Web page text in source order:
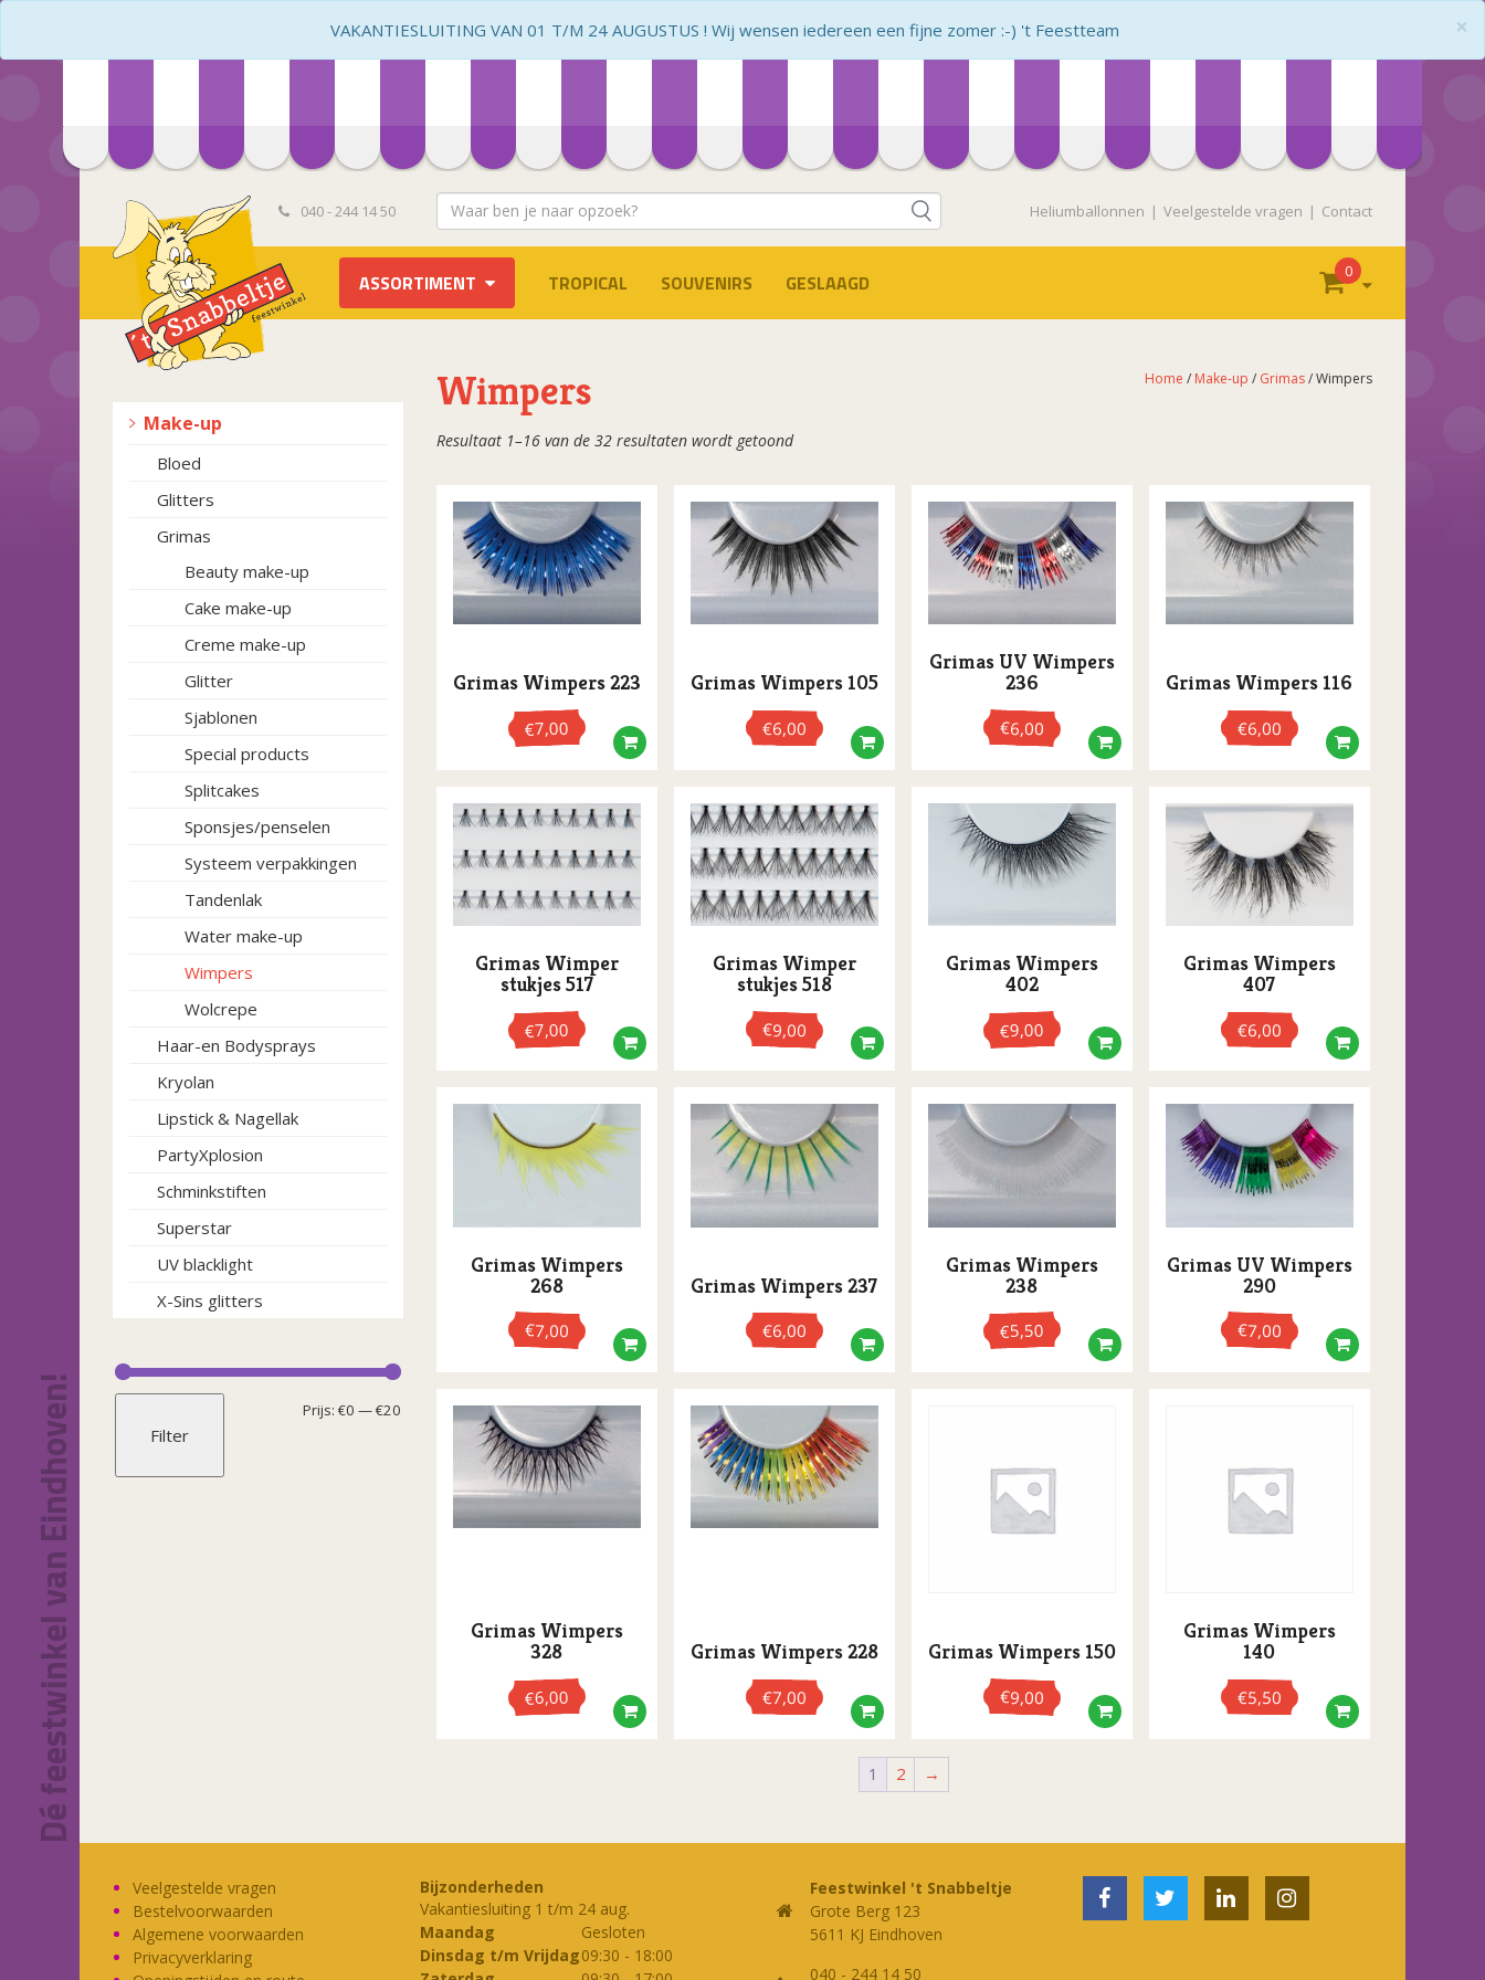
×
VAKANTIESLUITING VAN 01 T/M 24 AUGUSTUS ! Wij wensen iedereen een fijne zomer :-) 't Feestteam
040 - 244 14 50 Heliumballonnen Veelgestelde vragen Contact
ASSORTIMENT TROPICAL SOUVENIRS GESLAAGD 0
Make-up
Bloed
Glitters
Grimas
Beauty make-up
Cake make-up
Creme make-up
Glitter
Sjablonen
Special products
Splitcakes
Sponsjes/penselen
Systeem verpakkingen
Tandenlak
Water make-up
Wimpers
Wolcrepe
Haar-en Bodysprays
Kryolan
Lipstick & Nagellak
PartyXplosion
Schminkstiften
Superstar
UV blacklight
X-Sins glitters
Filter
Prijs: €0 —€20
Home / Make-up / Grimas/ Wimpers
Wimpers
Resultaat 1–16 van de 32 resultaten wordt getoondGesorteerd
populariteit
Grimas Wimpers 223
€7,00
Grimas Wimpers 105
€6,00
Grimas UV Wimpers
236
€6,00
Grimas Wimpers 116
€6,00
Grimas Wimper
stukjes 517
€7,00
Grimas Wimper
stukjes 518
€9,00
Grimas Wimpers
402
€9,00
Grimas Wimpers
407
€6,00
Grimas Wimpers
268
€7,00
Grimas Wimpers 237
€6,00
Grimas Wimpers
238
€5,50
Grimas UV Wimpers
290
€7,00
Grimas Wimpers
328
€6,00
Grimas Wimpers 228
€7,00
Grimas Wimpers 150
€9,00
Grimas Wimpers
140
€5,50
1 2 →
Dé feestwinkel van Eindhoven!
Veelgestelde vragen
Bestelvoorwaarden
Algemene voorwaarden
Privacyverklaring
Bijzonderheden
Vakantiesluiting 1 t/m 24 aug.
Maandag
Gesloten
Dinsdag t/m Vrijdag09:30 - 18:00
Feestwinkel 't Snabbeltje
Grote Berg 123
5611 KJ Eindhoven
040 - 244 14 50